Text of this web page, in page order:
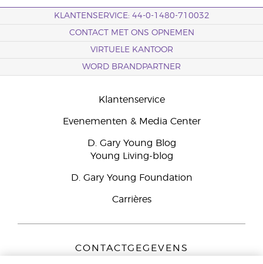
KLANTENSERVICE: 44-0-1480-710032
CONTACT MET ONS OPNEMEN
VIRTUELE KANTOOR
WORD BRANDPARTNER
Klantenservice
Evenementen & Media Center
D. Gary Young Blog
Young Living-blog
D. Gary Young Foundation
Carrières
CONTACTGEGEVENS